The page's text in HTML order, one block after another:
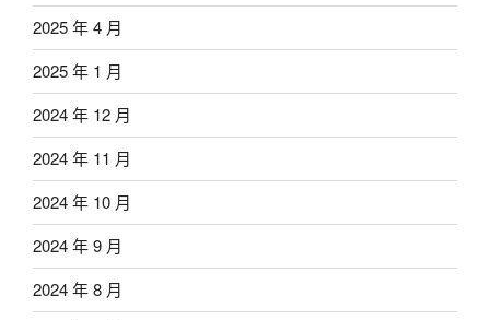
2025 年 4 月
2025 年 1 月
2024 年 12 月
2024 年 11 月
2024 年 10 月
2024 年 9 月
2024 年 8 月